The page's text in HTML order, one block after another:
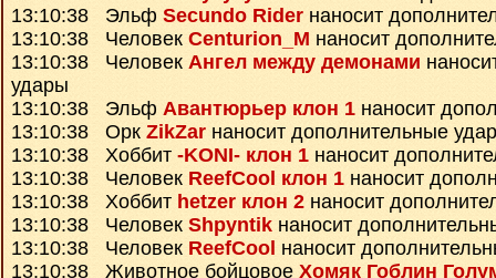
13:10:38 Эльф Secundo Rider наносит
13:10:38 Человек Centurion_M наносит
13:10:38 Человек Ангел между демонами
удары
13:10:38 Эльф Авантюрьер клон 1 наносит
13:10:38 Орк ZikZar наносит дополнительные
13:10:38 Хоббит -KONI- клон 1 наносит
13:10:38 Человек ReefCool клон 1 наносит
13:10:38 Хоббит hetzer клон 2 наносит
13:10:38 Человек Shpyntik наносит
13:10:38 Человек ReefCool наносит
13:10:38 Животное бойцовое Хомяк Гоблин